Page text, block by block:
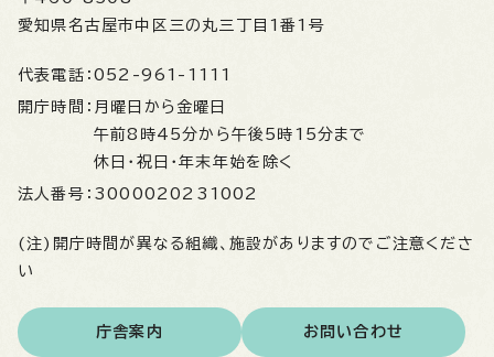
愛知県名古屋市中区三の丸三丁目1番1号
代表電話： 052-961-1111
開庁時間： 月曜日から金曜日
午前8時45分から午後5時15分まで
休日・祝日・年末年始を除く
法人番号： 3000020231002
(注)開庁時間が異なる組織、施設がありますのでご注意くださ
い
庁舎案内 お問い合わせ